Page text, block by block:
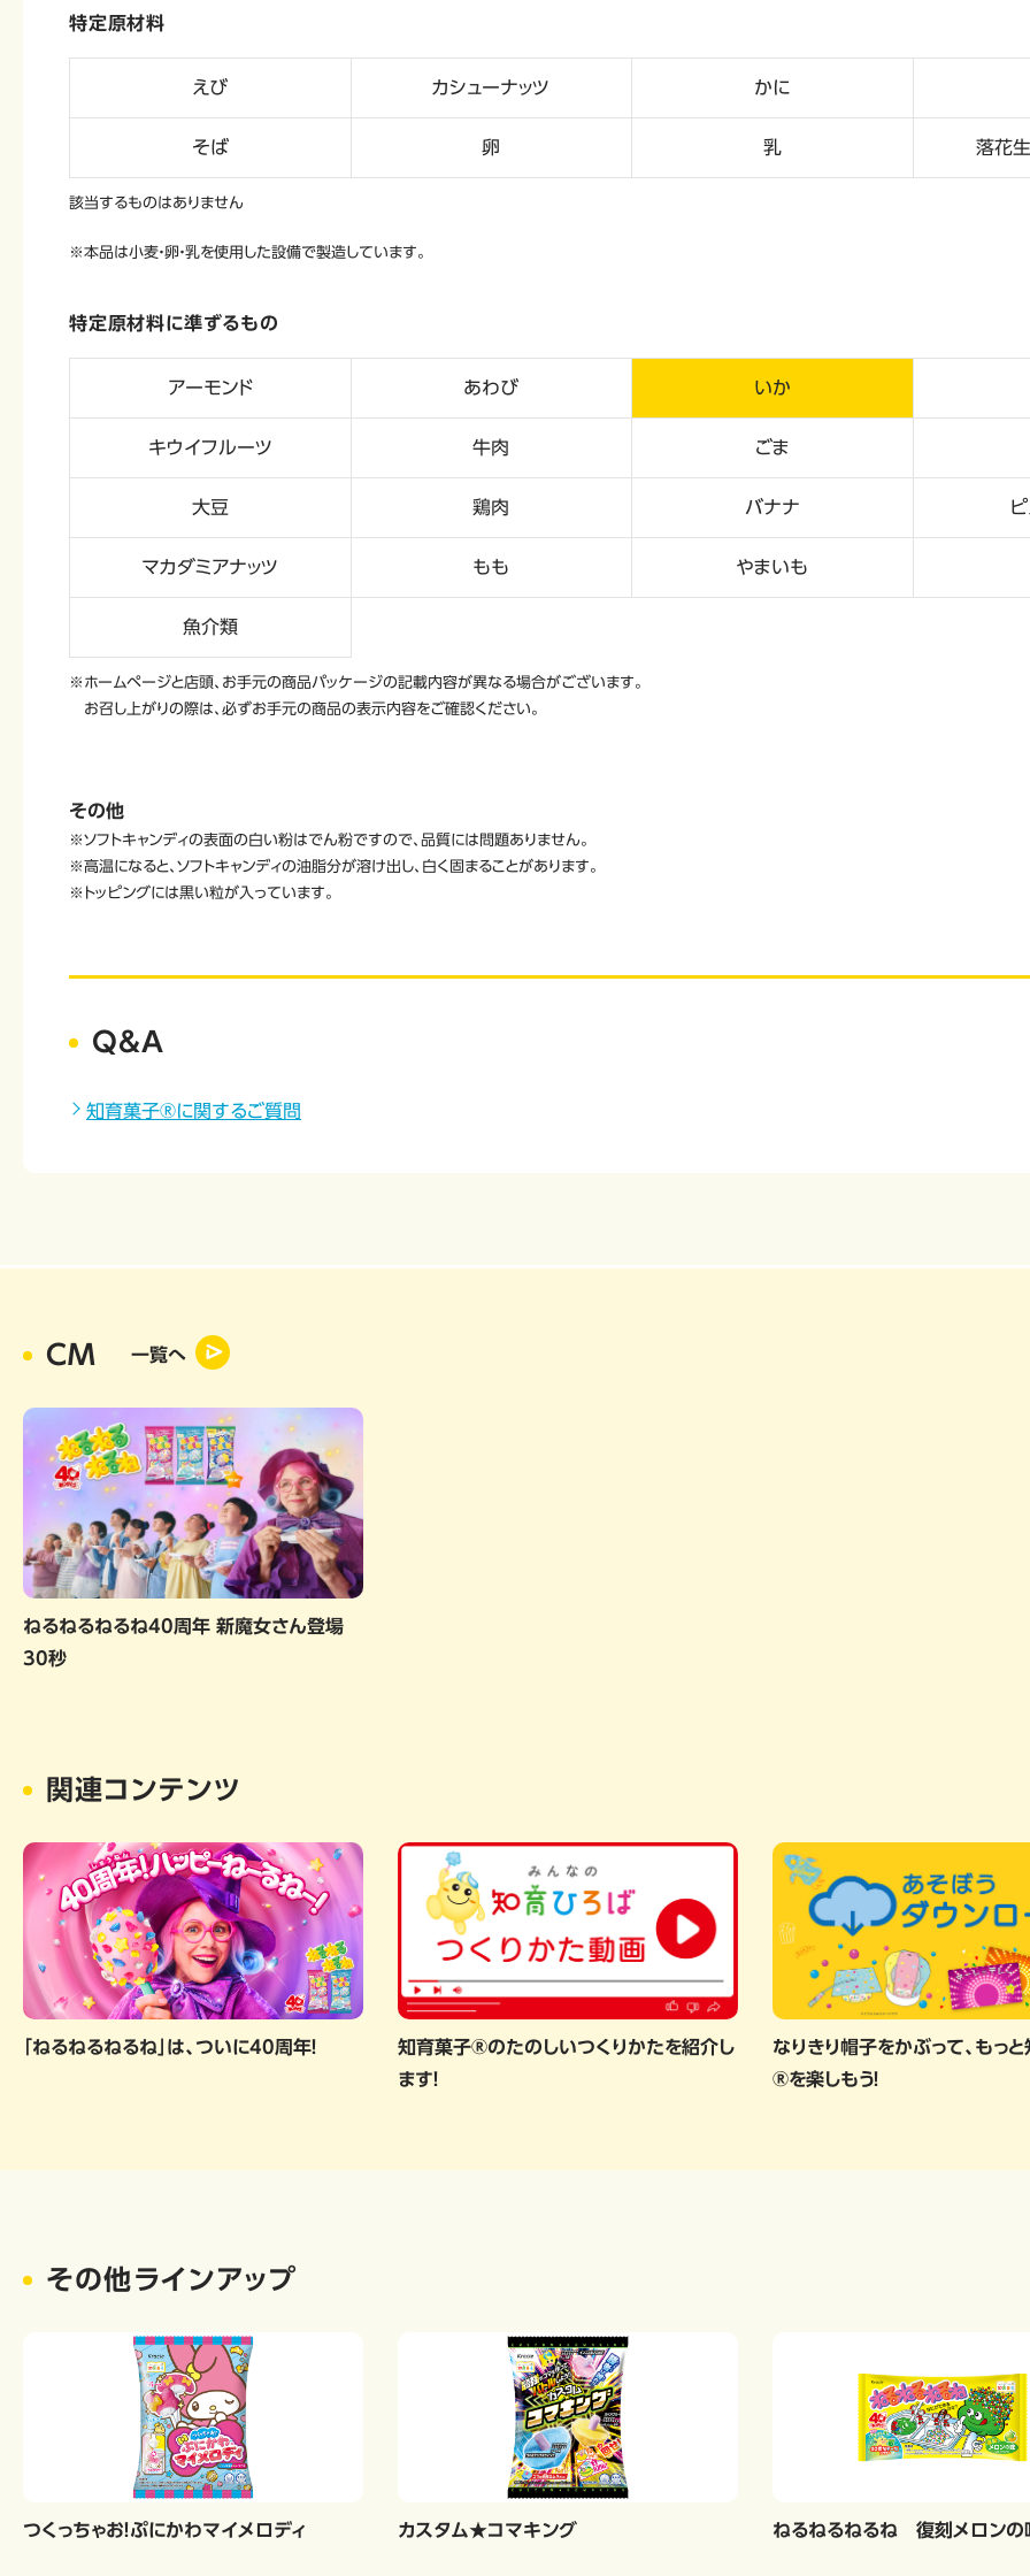
特定原材料
えび カシューナッツ かに
そば 卵 乳 落花生
該当するものはありません
※本品は小麦・卵・乳を使用した設備で製造しています。
特定原材料に準ずるもの
アーモンド あわび いか
キウイフルーツ 牛肉 ごま
大豆 鶏肉 バナナ
マカダミアナッツ もも やまいも
魚介類
※ホームページと店頭、お手元の商品パッケージの記載内容が異なる場合がございます。
お召し上がりの際は、必ずお手元の商品の表示内容をご確認ください。
その他
※ソフトキャンディの表面の白い粉はでん粉ですので、品質には問題ありません。
※高温になると、ソフトキャンディの油脂分が溶け出し、白く固まることがあります。
※トッピングには黒い粒が入っています。
Q&A
知育菓子®に関するご質問
CM 一覧へ
ねるねるねるね40周年 新魔女さん登場
30秒
関連コンテンツ
「ねるねるねるね」は、ついに40周年！
知育菓子®のたのしいつくりかたを紹介し
ます！
なりきり帽子をかぶって、もっ
®を楽しもう！
その他ラインアップ
つくっちゃお！ぷにかわマイメロディ カスタム★コマキング ねるねるねるね 復刻メロンの